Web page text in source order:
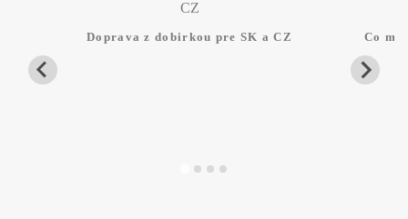
Doprava z dobirkou pre SK a CZ Co